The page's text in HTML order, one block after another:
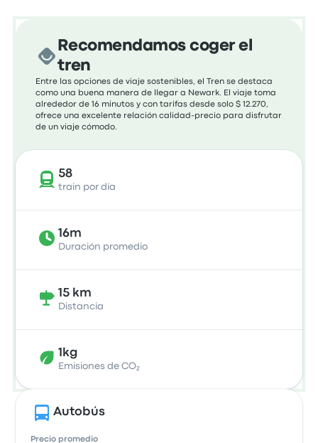
Recomendamos coger el
tren
Entre las opciones de viaje sostenibles, el Tren se destaca
como una buena manera de llegar a Newark. El viaje toma
alrededor de 16 minutos y con tarifas desde solo $ 12.270,
ofrece una excelente relación calidad-precio para disfrutar
de un viaje cómodo.
58
train por día
16m
Duración promedio
15 km
Distancia
1kg
Emisiones de CO₂
Autobús
Precio promedio